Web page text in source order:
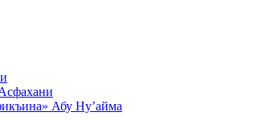
Абу Ну’айма